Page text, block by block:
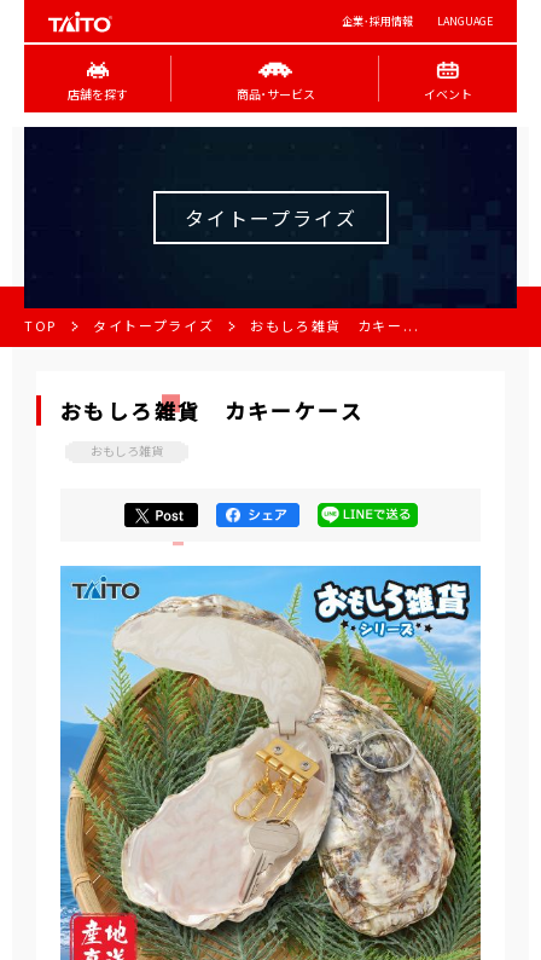
企業･採用情報 LANGUAGE
店舗を探す 商品･サービス イベント
タイトープライズ
TOP タイトープライズ おもしろ雑貨 カキー...
おもしろ雑貨 カキーケース
おもしろ雑貨